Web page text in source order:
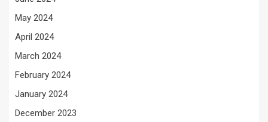
May 2024
April 2024
March 2024
February 2024
January 2024
December 2023